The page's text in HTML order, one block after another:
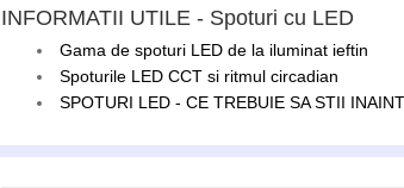
INFORMATII UTILE - Spoturi cu LED
Gama de spoturi LED de la iluminat ieftin
Spoturile LED CCT si ritmul circadian
SPOTURI LED - CE TREBUIE SA STII